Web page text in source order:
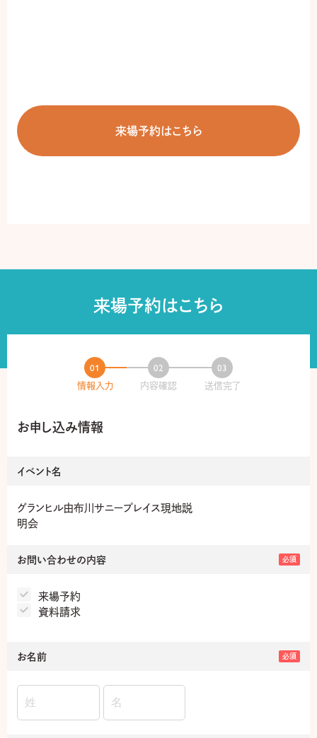
来場予約はこちら
来場予約はこちら
情報入力 内容確認 送信完了
お申し込み情報
イベント名
グランヒル由布川サニープレイス現地説
明会
お問い合わせの内容 必須
来場予約
資料請求
お名前 必須